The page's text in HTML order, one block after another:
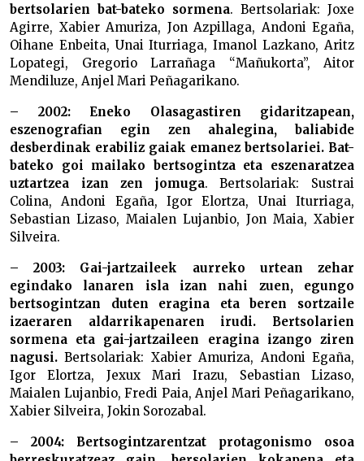
bertsolarien bat-bateko sormena. Bertsolariak: Joxe
Agirre, Xabier Amuriza, Jon Azpillaga, Andoni Egaña,
Oihane Enbeita, Unai Iturriaga, Imanol Lazkano, Aritz
Lopategi, Gregorio Larrañaga “Mañukorta”, Aitor
Mendiluze, Anjel Mari Peñagarikano.
– 2002: Eneko Olasagastiren gidaritzapean,
eszenografian egin zen ahalegina, baliabide
desberdinak erabiliz gaiak emanez bertsolariei. Bat-
bateko goi mailako bertsogintza eta eszenaratzea
uztartzea izan zen jomuga. Bertsolariak: Sustrai
Colina, Andoni Egaña, Igor Elortza, Unai Iturriaga,
Sebastian Lizaso, Maialen Lujanbio, Jon Maia, Xabier
Silveira.
– 2003: Gai-jartzaileek aurreko urtean zehar
egindako lanaren isla izan nahi zuen, egungo
bertsogintzan duten eragina eta beren sortzaile
izaeraren aldarrikapenaren irudi. Bertsolarien
sormena eta gai-jartzaileen eragina izango ziren
nagusi. Bertsolariak: Xabier Amuriza, Andoni Egaña,
Igor Elortza, Jexux Mari Irazu, Sebastian Lizaso,
Maialen Lujanbio, Fredi Paia, Anjel Mari Peñagarikano,
Xabier Silveira, Jokin Sorozabal.
– 2004: Bertsogintzarentzat protagonismo osoa